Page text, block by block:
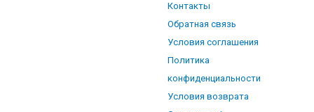
Контакты
Обратная связь
Условия соглашения
Политика
конфиденциальности
Условия возврата